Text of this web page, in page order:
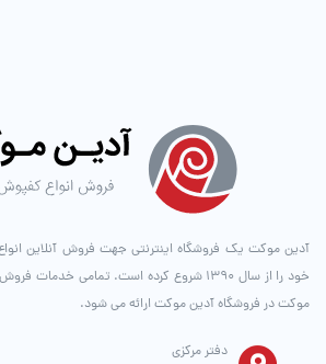
آدین موکت یک فروشگاه اینترنتی جهت فروش آنلاین
خود را از سال ۱۳۹۰ شروع کرده است. تمامی
موکت در فروشگاه آدین موکت ارائه می شود.
دفتر مرکزی